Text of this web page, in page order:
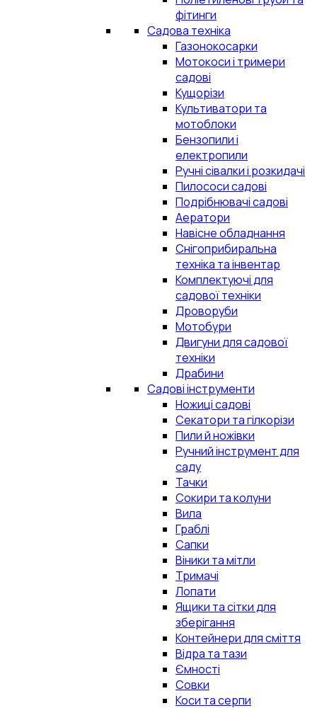
фітинги
Садова техніка
Газонокосарки
Мотокоси і тримери
садові
Кущорізи
Культиватори та
мотоблоки
Бензопили і
електропили
Ручні сівалки і розкидачі
Пилососи садові
Подрібнювачі садові
Аератори
Навісне обладнання
Снігоприбиральна
техніка та інвентар
Комплектуючі для
садової техніки
Дроворуби
Мотобури
Двигуни для садової
техніки
Драбини
Садові інструменти
Ножиці садові
Секатори та гілкорізи
Пили й ножівки
Ручний інструмент для
саду
Тачки
Сокири та колуни
Вила
Граблі
Сапки
Віники та мітли
Тримачі
Лопати
Ящики та сітки для
зберігання
Контейнери для сміття
Відра та тази
Ємності
Совки
Коси та серпи